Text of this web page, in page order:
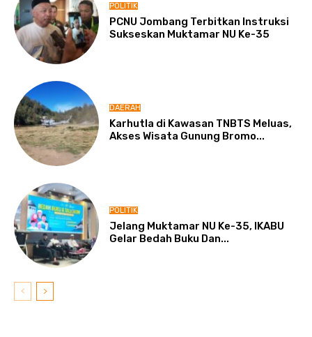
POLITIK
PCNU Jombang Terbitkan Instruksi
Sukseskan Muktamar NU Ke-35
DAERAH
Karhutla di Kawasan TNBTS Meluas,
Akses Wisata Gunung Bromo...
POLITIK
Jelang Muktamar NU Ke-35, IKABU
Gelar Bedah Buku Dan...